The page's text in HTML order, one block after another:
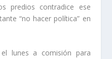
predios contradice ese
“no hacer política” en
lunes a comisión para